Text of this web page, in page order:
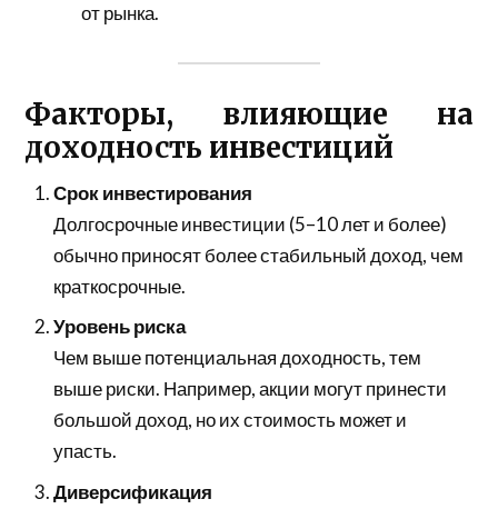
от рынка.
Факторы, влияющие на
доходность инвестиций
Срок инвестирования
Долгосрочные инвестиции (5–10 лет и более)
обычно приносят более стабильный доход, чем
краткосрочные.
Уровень риска
Чем выше потенциальная доходность, тем
выше риски. Например, акции могут принести
большой доход, но их стоимость может и
упасть.
Диверсификация